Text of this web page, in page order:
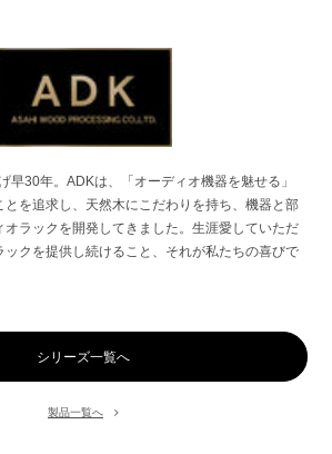
早30年。ADKは、「オーディオ機器を魅せる」
とを追求し、天然木にこだわりを持ち、機器と部
オラックを開発してきました。生涯愛していただ
ックを提供し続けること、それが私たちの喜びで
シリーズ一覧へ
製品一覧へ